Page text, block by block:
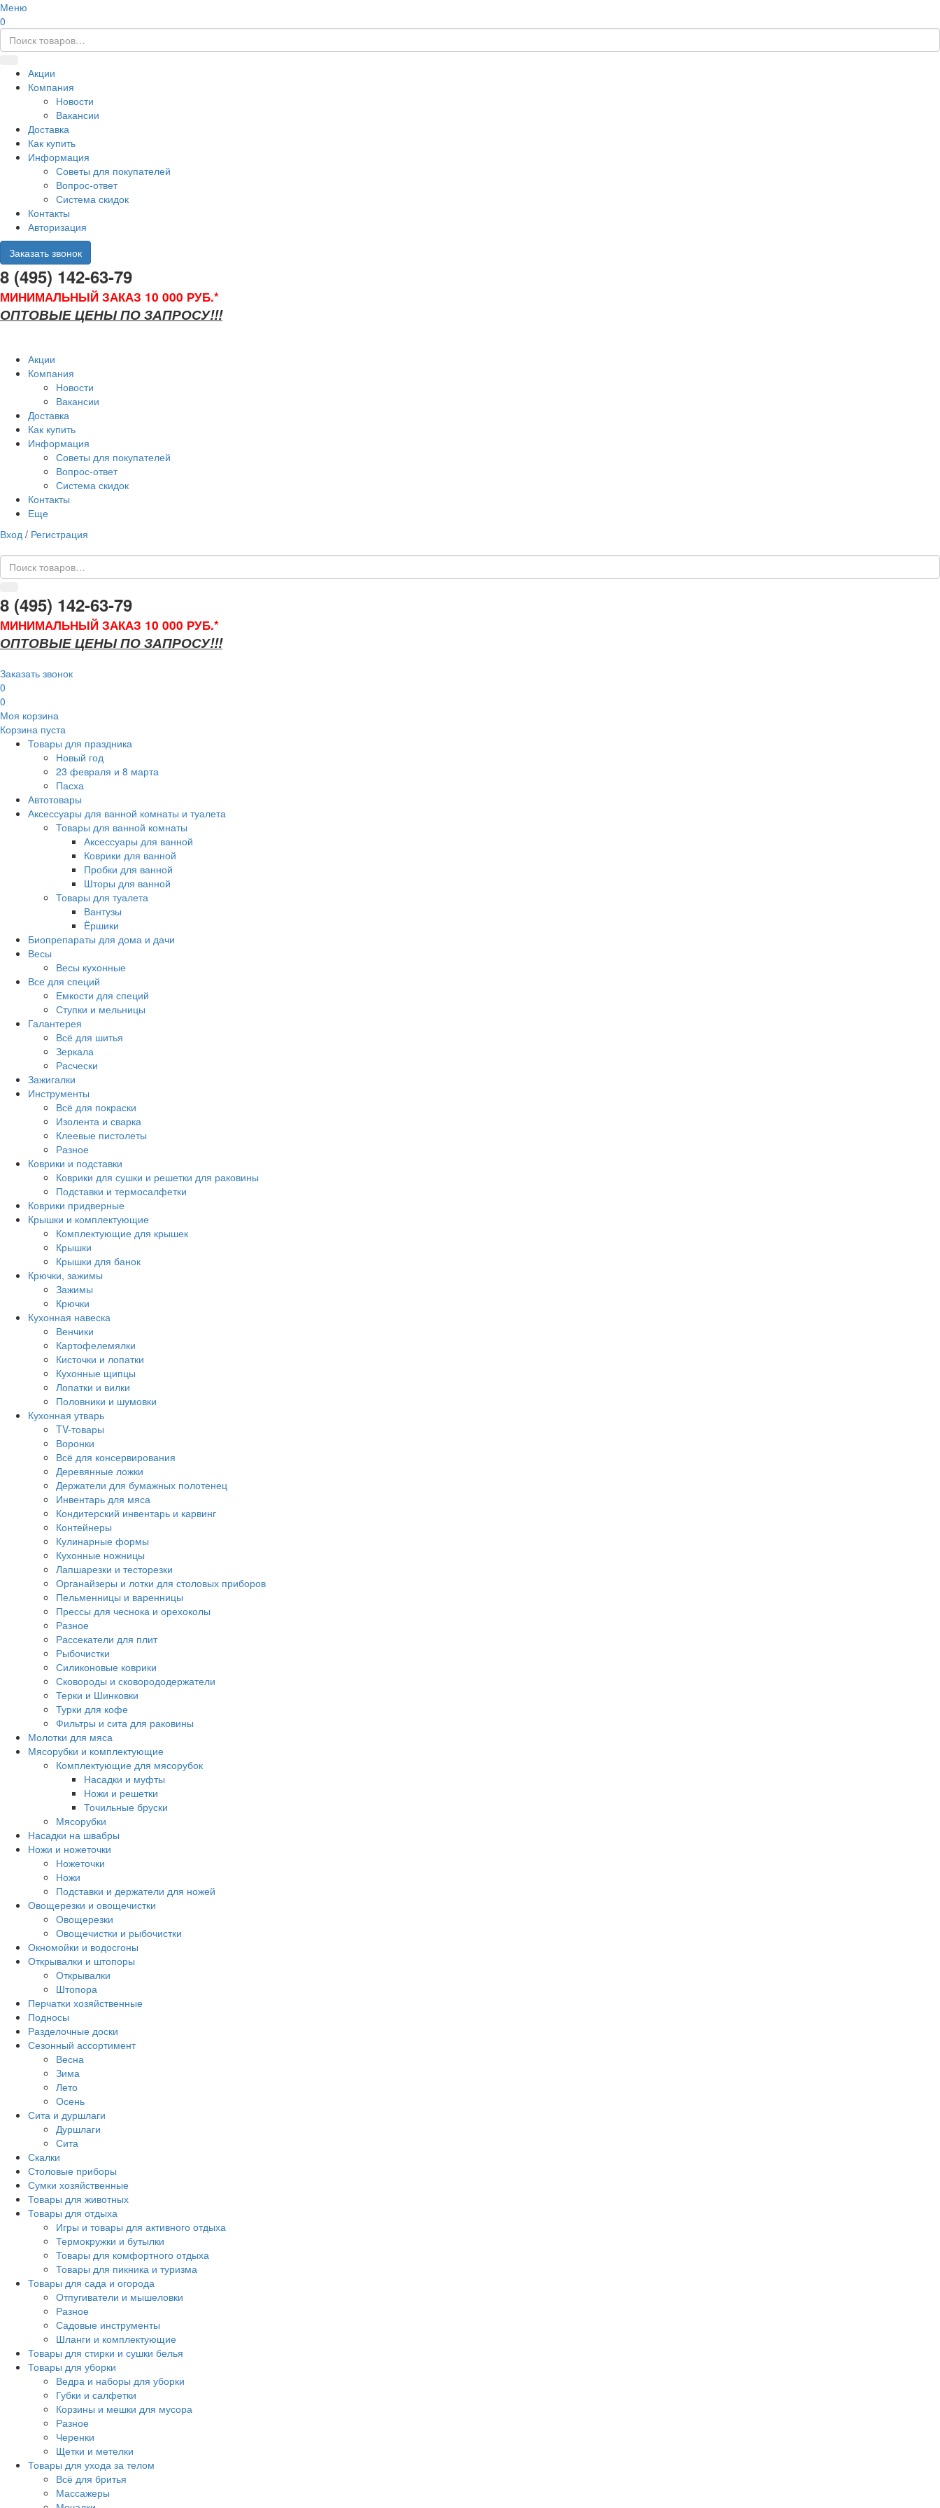
Меню
0
Акции
Компания
Новости
Вакансии
Доставка
Как купить
Информация
Советы для покупателей
Вопрос-ответ
Система скидок
Контакты
Авторизация
Заказать звонок
8 (495) 142-63-79
МИНИМАЛЬНЫЙ ЗАКАЗ 10 000 РУБ.*
ОПТОВЫЕ ЦЕНЫ ПО ЗАПРОСУ!!!
Акции
Компания
Новости
Вакансии
Доставка
Как купить
Информация
Советы для покупателей
Вопрос-ответ
Система скидок
Контакты
Еще
Вход / Регистрация
8 (495) 142-63-79
МИНИМАЛЬНЫЙ ЗАКАЗ 10 000 РУБ.*
ОПТОВЫЕ ЦЕНЫ ПО ЗАПРОСУ!!!
Заказать звонок
0
0
Моя корзина
Корзина пуста
Товары для праздника
Новый год
23 февраля и 8 марта
Пасха
Автотовары
Аксессуары для ванной комнаты и туалета
Товары для ванной комнаты
Аксессуары для ванной
Коврики для ванной
Пробки для ванной
Шторы для ванной
Товары для туалета
Вантузы
Ёршики
Биопрепараты для дома и дачи
Весы
Весы кухонные
Все для специй
Емкости для специй
Ступки и мельницы
Галантерея
Всё для шитья
Зеркала
Расчески
Зажигалки
Инструменты
Всё для покраски
Изолента и сварка
Клеевые пистолеты
Разное
Коврики и подставки
Коврики для сушки и решетки для раковины
Подставки и термосалфетки
Коврики придверные
Крышки и комплектующие
Комплектующие для крышек
Крышки
Крышки для банок
Крючки, зажимы
Зажимы
Крючки
Кухонная навеска
Венчики
Картофелемялки
Кисточки и лопатки
Кухонные щипцы
Лопатки и вилки
Половники и шумовки
Кухонная утварь
TV-товары
Воронки
Всё для консервирования
Деревянные ложки
Держатели для бумажных полотенец
Инвентарь для мяса
Кондитерский инвентарь и карвинг
Контейнеры
Кулинарные формы
Кухонные ножницы
Лапшарезки и тесторезки
Органайзеры и лотки для столовых приборов
Пельменницы и варенницы
Прессы для чеснока и орехоколы
Разное
Рассекатели для плит
Рыбочистки
Силиконовые коврики
Сковороды и сковорододержатели
Терки и Шинковки
Турки для кофе
Фильтры и сита для раковины
Молотки для мяса
Мясорубки и комплектующие
Комплектующие для мясорубок
Насадки и муфты
Ножи и решетки
Точильные бруски
Мясорубки
Насадки на швабры
Ножи и ножеточки
Ножеточки
Ножи
Подставки и держатели для ножей
Овощерезки и овощечистки
Овощерезки
Овощечистки и рыбочистки
Окномойки и водосгоны
Открывалки и штопоры
Открывалки
Штопора
Перчатки хозяйственные
Подносы
Разделочные доски
Сезонный ассортимент
Весна
Зима
Лето
Осень
Сита и дуршлаги
Дуршлаги
Сита
Скалки
Столовые приборы
Сумки хозяйственные
Товары для животных
Товары для отдыха
Игры и товары для активного отдыха
Термокружки и бутылки
Товары для комфортного отдыха
Товары для пикника и туризма
Товары для сада и огорода
Отпугиватели и мышеловки
Разное
Садовые инструменты
Шланги и комплектующие
Товары для стирки и сушки белья
Товары для уборки
Ведра и наборы для уборки
Губки и салфетки
Корзины и мешки для мусора
Разное
Черенки
Щетки и метелки
Товары для ухода за телом
Всё для бритья
Массажеры